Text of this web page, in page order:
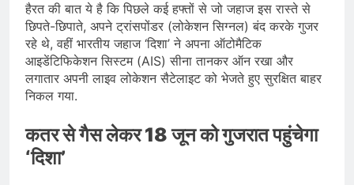
हैरत की बात ये है कि पिछले कई हफ्तों से जो जहाज इस रास्ते से
छिपते-छिपाते, अपने ट्रांसपोंडर (लोकेशन सिग्नल) बंद करके गुजर
रहे थे, वहीं भारतीय जहाज ‘दिशा’ ने अपना ऑटोमैटिक
आइडेंटिफिकेशन सिस्टम (AIS) सीना तानकर ऑन रखा और
लगातार अपनी लाइव लोकेशन सैटेलाइट को भेजते हुए सुरक्षित बाहर
निकल गया.
कतर से गैस लेकर 18 जून को गुजरात पहुंचेगा
‘दिशा’